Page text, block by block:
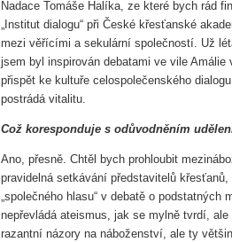
Nadace Tomáše Halíka, ze které bych rád
„Institut dialogu“ při České křesťanské
mezi věřícími a sekulární společností. Už
jsem byl inspirován debatami ve vile
přispět ke kultuře celospolečenského
postrádá vitalitu.
Což koresponduje s odůvodněním
Ano, přesně. Chtěl bych prohloubit
pravidelná setkávání představitelů
„společného hlasu“ v debatě o
nepřevládá ateismus, jak se mylně tvrdí,
razantní názory na náboženství, ale ty